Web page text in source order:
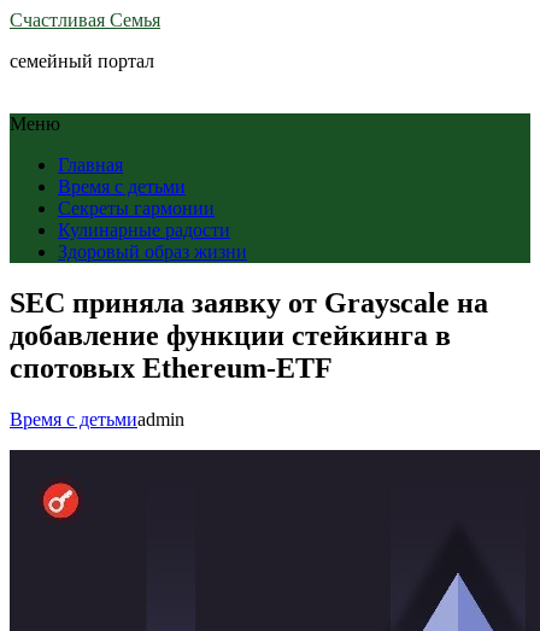
Счастливая Семья
семейный портал
Меню
Главная
Время с детьми
Секреты гармонии
Кулинарные радости
Здоровый образ жизни
SEC приняла заявку от Grayscale на
добавление функции стейкинга в
спотовых Ethereum-ETF
Время с детьмиadmin